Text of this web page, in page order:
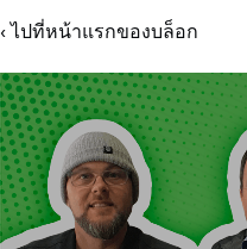
‹ ไปที่หน้าแรกของบล็อก